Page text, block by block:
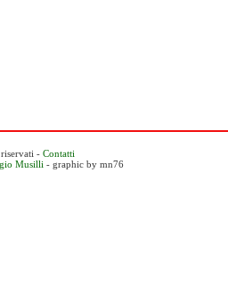
- Contatti
Musilli - graphic by mn76